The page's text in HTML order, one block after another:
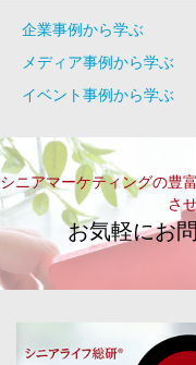
企業事例から学ぶ
メディア事例から学ぶ
イベント事例から学ぶ
シニアマーケティングの豊
さ
お気軽にお